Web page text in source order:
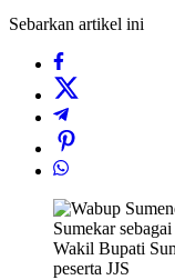
Sebarkan artikel ini
Wakil Bupati
peserta JJS